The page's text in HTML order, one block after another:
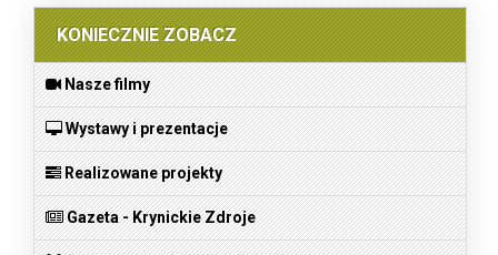
KONIECZNIE ZOBACZ
Nasze filmy
Wystawy i prezentacje
Realizowane projekty
Gazeta - Krynickie Zdroje